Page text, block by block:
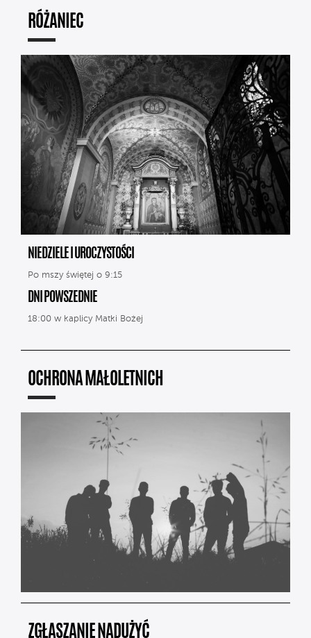
RÓŻANIEC
NIEDZIELE I UROCZYSTOŚCI
Po mszy świętej o 9:15
DNI POWSZEDNIE
18:00 w kaplicy Matki Bożej
OCHRONA MAŁOLETNICH
ZGŁASZANIE NADUŻYĆ